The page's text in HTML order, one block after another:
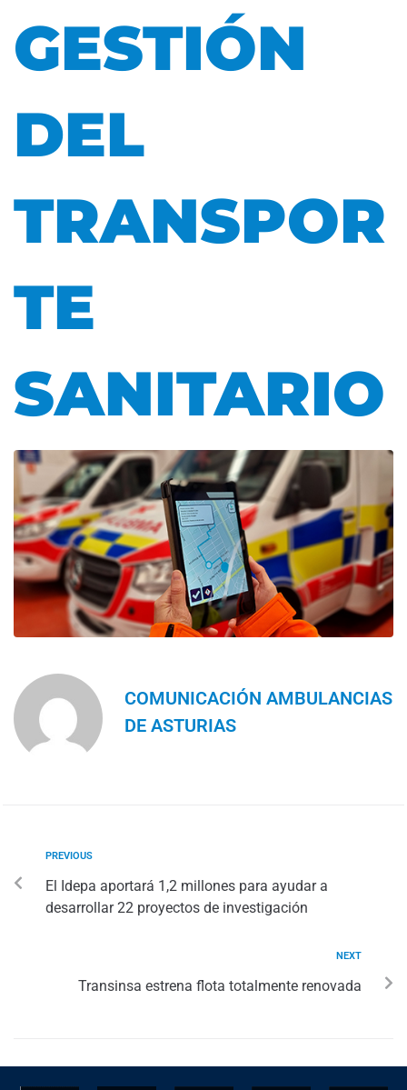
GESTIÓN
DEL
TRANSPOR
TE
SANITARIO
COMUNICACIÓN AMBULANCIAS
DE ASTURIAS
PREVIOUS
El Idepa aportará 1,2 millones para ayudar a
desarrollar 22 proyectos de investigación
NEXT
Transinsa estrena flota totalmente renovada